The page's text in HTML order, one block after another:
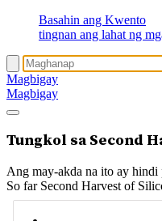
Basahin ang Kwento
tingnan ang lahat ng
Magbigay
Magbigay
Tungkol saSecond
Ang may-akda na ito ay hindi
So far Second Harvest of